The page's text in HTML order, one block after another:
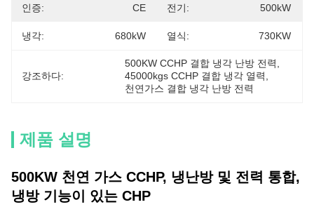
인증: CE 전기: 500kW
냉각: 680kW 열식: 730KW
강조하다:
500KW CCHP 결합 냉각 난방 전력
45000kgs CCHP 결합 냉각 열력
천연가스 결합 냉각 난방 전력
제품 설명
500KW 천연 가스 CCHP, 냉난방 및 전력 통합,
냉방 기능이 있는 CHP